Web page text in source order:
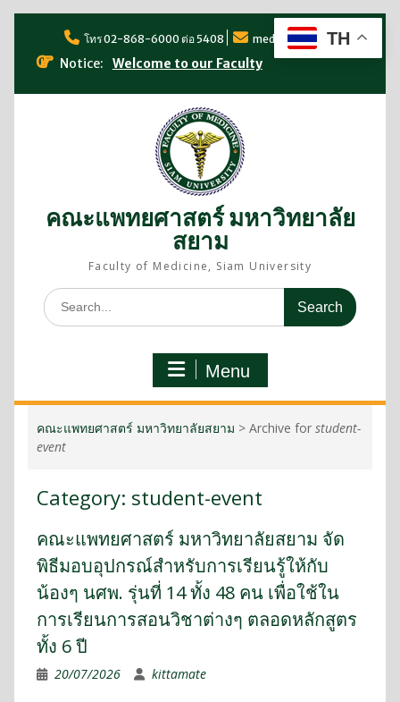
โทร 02-868-6000 ต่อ 5408 med@siam.edu
Notice: Welcome to our Faculty
คณะแพทยศาสตร์ มหาวิทยาลัย
สยาม
Faculty of Medicine, Siam University
Menu
คณะแพทยศาสตร์ มหาวิทยาลัยสยาม > Archive for student-
event
Category: student-event
คณะแพทยศาสตร์ มหาวิทยาลัยสยาม จัด
พิธีมอบอุปกรณ์สำหรับการเรียนรู้ให้กับ
น้องๆ นศพ. รุ่นที่ 14 ทั้ง 48 คน เพื่อใช้ใน
การเรียนการสอนวิชาต่างๆ ตลอดหลักสูตร
ทั้ง 6 ปี
20/07/2026 kittamate
TH